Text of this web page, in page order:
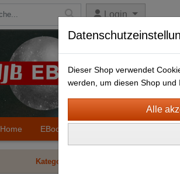
Login
Home EBooks
Kategorien
Dieser Shop verwendet
werden, um diesen Shop und